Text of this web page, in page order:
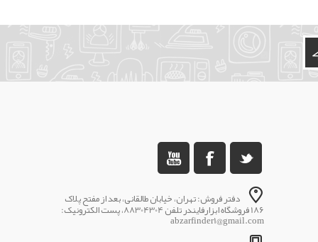
دفتر فروش: تهران، خیابان طالقانی، بعد از مفتح پلاک
186 فروشگاه ابزارفایندر تلفن 88304304، پست الکترونیک:
abzarfinder1@gmail.com